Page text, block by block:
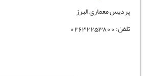
پردیس معماری البرز
تلفن: 02632253800